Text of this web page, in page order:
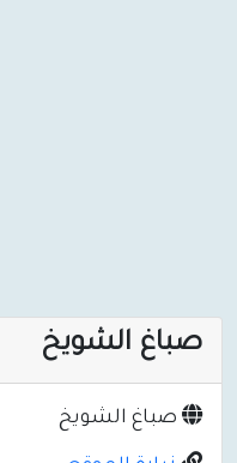
صباغ الشويخ
صباغ الشويخ